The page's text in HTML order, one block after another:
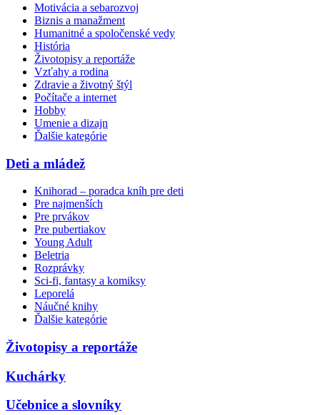
Motivácia a sebarozvoj
Biznis a manažment
Humanitné a spoločenské vedy
História
Životopisy a reportáže
Vzťahy a rodina
Zdravie a životný štýl
Počítače a internet
Hobby
Umenie a dizajn
Ďalšie kategórie
Deti a mládež
Knihorad – poradca kníh pre deti
Pre najmenších
Pre prvákov
Pre pubertiakov
Young Adult
Beletria
Rozprávky
Sci-fi, fantasy a komiksy
Leporelá
Náučné knihy
Ďalšie kategórie
Životopisy a reportáže
Kuchárky
Učebnice a slovníky